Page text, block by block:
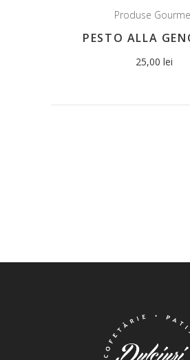
Produse
PESTO ALLA
25,00 lei